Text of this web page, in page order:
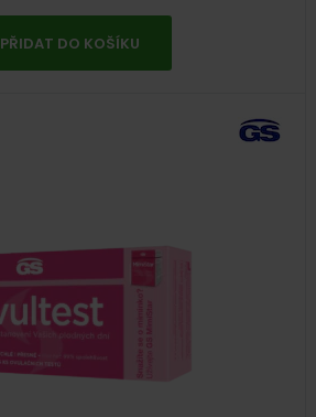
PŘIDAT DO KOŠÍKU